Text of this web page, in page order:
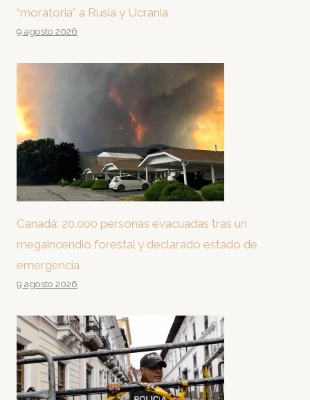
“moratoria” a Rusia y Ucrania
9 agosto 2026
Canadá: 20.000 personas evacuadas tras un
megaincendio forestal y declarado estado de
emergencia
9 agosto 2026